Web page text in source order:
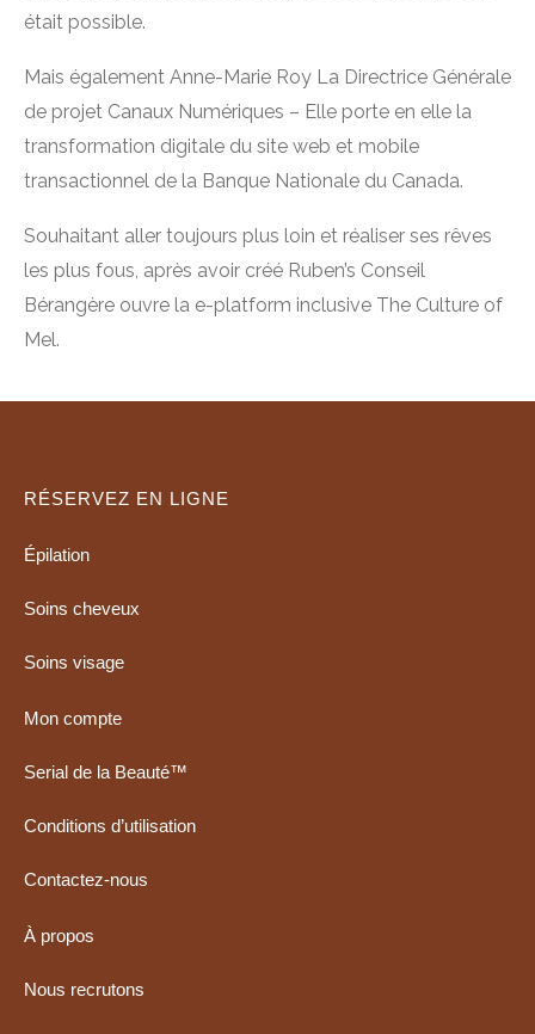
était possible.
Mais également Anne-Marie Roy La Directrice Générale
de projet Canaux Numériques – Elle porte en elle la
transformation digitale du site web et mobile
transactionnel de la Banque Nationale du Canada.
Souhaitant aller toujours plus loin et réaliser ses rêves
les plus fous, après avoir créé Ruben’s Conseil
Bérangère ouvre la e-platform inclusive The Culture of
Mel.
RÉSERVEZ EN LIGNE
Épilation
Soins cheveux
Soins visage
Mon compte
Serial de la Beauté™
Conditions d’utilisation
Contactez-nous
À propos
Nous recrutons